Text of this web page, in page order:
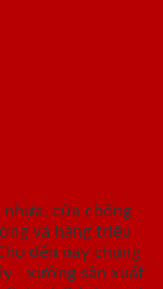
nhựa, cửa chống
và hàng triệu
đến nay chúng
- xưởng sản xuất